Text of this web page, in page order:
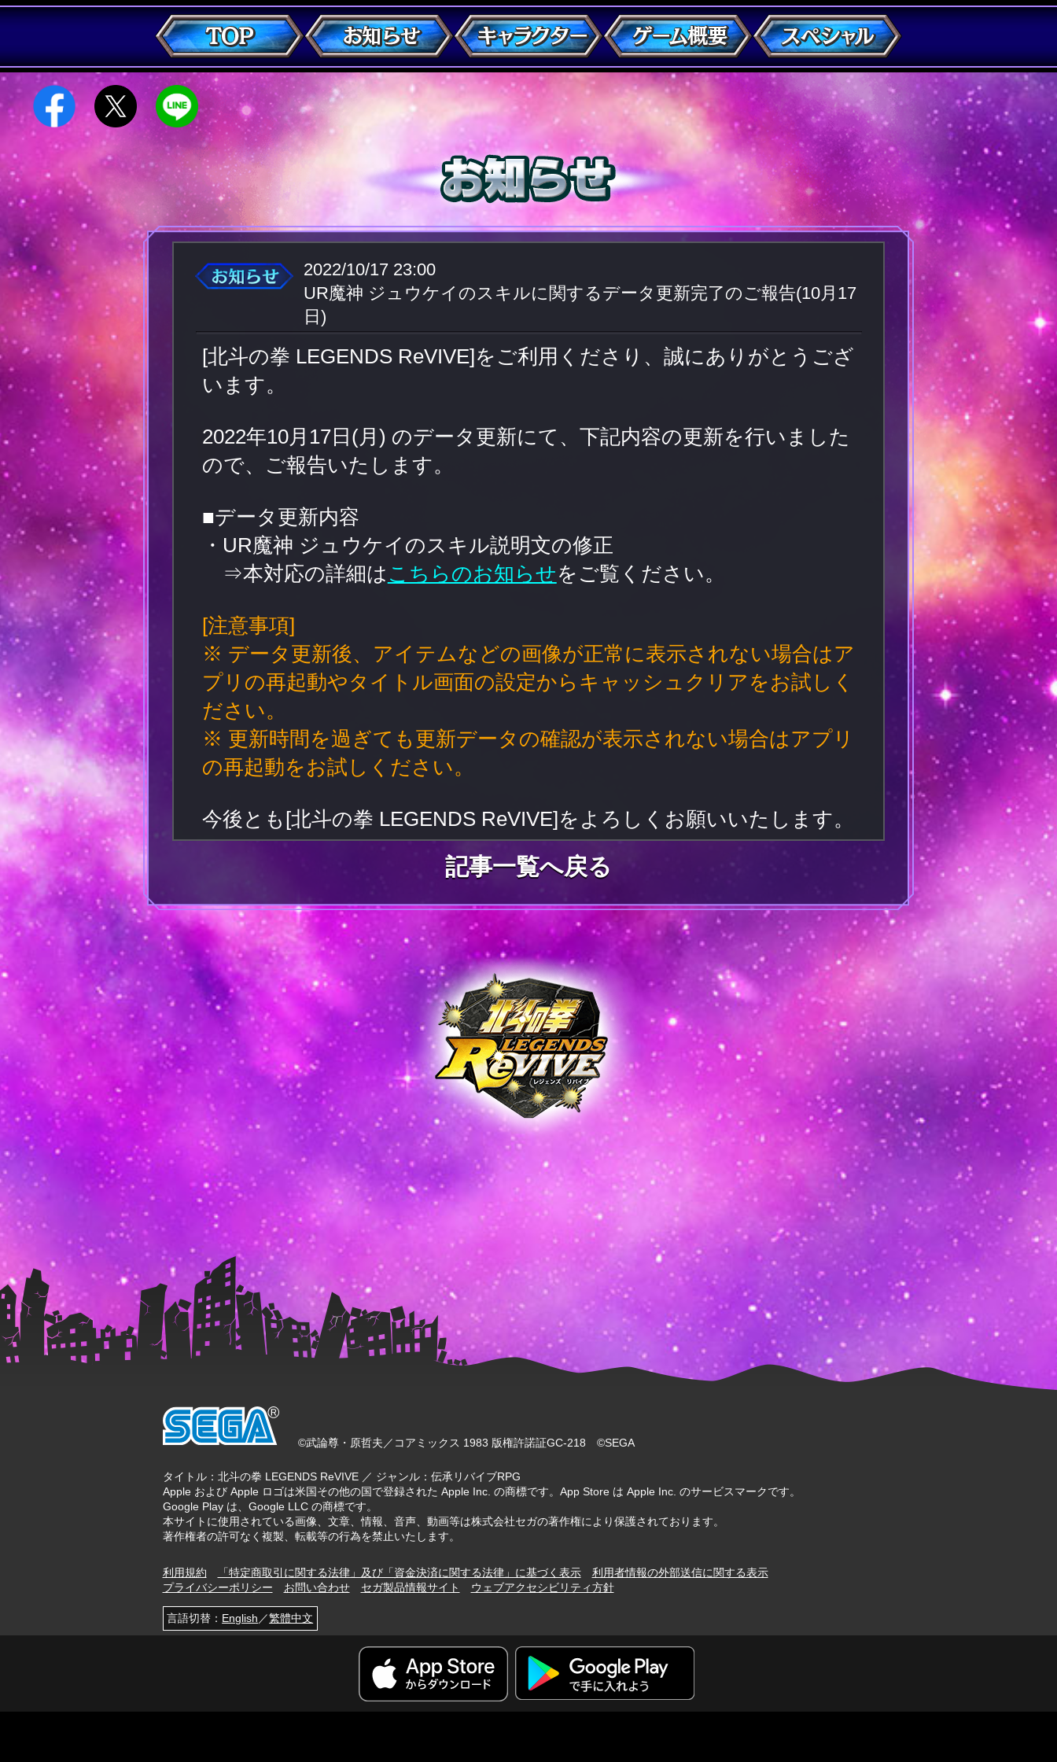
2022/10/17 23:00
UR魔神 ジュウケイのスキルに関するデータ更新完了のご報告(10月17
日)
[北斗の拳 LEGENDS ReVIVE]をご利用くださり、誠にありがとうござ
います。
2022年10月17日(月) のデータ更新にて、下記内容の更新を行いました
ので、ご報告いたします。
■データ更新内容
・UR魔神 ジュウケイのスキル説明文の修正
⇒本対応の詳細は こちらのお知らせをご覧ください。
[注意事項]
※ データ更新後、アイテムなどの画像が正常に表示されない場合はア
プリの再起動やタイトル画面の設定からキャッシュクリアをお試しく
ださい。
※ 更新時間を過ぎても更新データの確認が表示されない場合はアプリ
の再起動をお試しください。
今後とも[北斗の拳 LEGENDS ReVIVE]をよろしくお願いいたします。
記事一覧へ戻る
©武論尊・原哲夫／コアミックス 1983 版権許諾証GC-218 ©SEGA
タイトル：北斗の拳 LEGENDS ReVIVE ／ ジャンル：伝承リバイブRPG
Apple および Apple ロゴは米国その他の国で登録された Apple Inc. の商標です。App Store は Apple Inc. のサービスマークです。
Google Play は、Google LLC の商標です。
本サイトに使用されている画像、文章、情報、音声、動画等は株式会社セガの著作権により保護されております。
著作権者の許可なく複製、転載等の行為を禁止いたします。
利用規約 「特定商取引に関する法律」及び「資金決済に関する法律」に基づく表示
利用者情報の外部送信に関する表示
プライバシーポリシー
お問い合わせ セガ製品情報サイト ウェブアクセシビリティ方針
言語切替： English ／繁體中文